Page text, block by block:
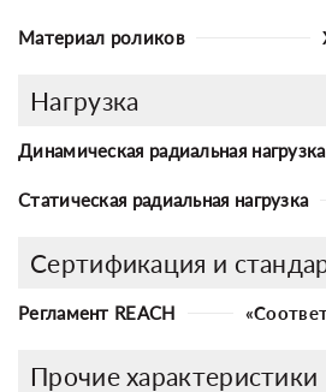
Материал роликов
Нагрузка
Динамическая радиальная нагрузка
Статическая радиальная нагрузка
Сертификация и
Регламент REACH
Прочие характеристики